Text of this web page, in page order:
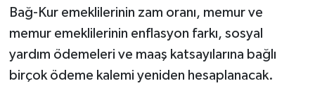
Bağ-Kur emeklilerinin zam oranı, memur ve
memur emeklilerinin enflasyon farkı, sosyal
yardım ödemeleri ve maaş katsayılarına bağlı
birçok ödeme kalemi yeniden hesaplanacak.